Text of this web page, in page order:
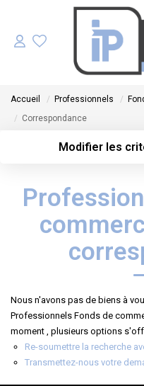
Accueil Professionnels
Correspondance
Modifier les
Sélectionnez...
Type de bien
Nous n'avons pas de biens à
Professionnels Fonds de
moment , plusieurs options
Re-soumettre la recherche
Transmettez-nous votre